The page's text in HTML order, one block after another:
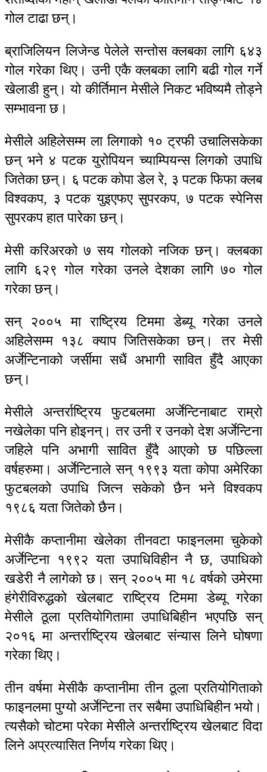
गोल टाढा छन्।
ब्राजिलियन लिजेन्ड पेलेले सन्तोस क्लबका लागि ६४३
गोल गरेका थिए। उनी एकै क्लबका लागि बढी गोल गर्ने
खेलाडी हुन्। यो कीर्तिमान मेसीले निकट भविष्यमै तोड्ने
सम्भावना छ।
मेसीले अहिलेसम्म ला लिगाको १० ट्रफी उचालिसकेका
छन् भने ४ पटक युरोपियन च्याम्पियन्स लिगको उपाधि
जितेका छन्। ६ पटक कोपा डेल रे, ३ पटक फिफा क्लब
विश्वकप, ३ पटक युइएफए सुपरकप, ७ पटक स्पेनिस
सुपरकप हात पारेका छन्।
मेसी करिअरको ७ सय गोलको नजिक छन्। क्लबका
लागि ६२९ गोल गरेका उनले देशका लागि ७० गोल
गरेका छन्।
सन् २००५ मा राष्ट्रिय टिममा डेब्यू गरेका उनले
अहिलेसम्म १३८ क्याप जितिसकेका छन्। तर मेसी
अर्जेन्टिनाको जर्सीमा सधैं अभागी सावित हुँदै आएका
छन्।
मेसीले अन्तर्राष्ट्रिय फुटबलमा अर्जेन्टिनाबाट राम्रो
नखेलेका पनि होइनन्। तर उनी र उनको देश अर्जेन्टिना
जहिले पनि अभागी सावित हुँदै आएको छ पछिल्ला
वर्षहरुमा। अर्जेन्टिनाले सन् १९९३ यता कोपा अमेरिका
फुटबलको उपाधि जित्न सकेको छैन भने विश्वकप
१९८६ यता जितेको छैन।
मेसीकै कप्तानीमा खेलेका तीनवटा फाइनलमा चुकेको
अर्जेन्टिना १९९२ यता उपाधिविहीन नै छ, उपाधिको
खडेरी नै लागेको छ। सन् २००५ मा १८ वर्षको उमेरमा
हंगेरीविरुद्धको खेलबाट राष्ट्रिय टिममा डेब्यू गरेका
मेसीले ठूला प्रतियोगितामा उपाधिबिहीन भएपछि सन्
२०१६ मा अन्तर्राष्ट्रिय खेलबाट संन्यास लिने घोषणा
गरेका थिए।
तीन वर्षमा मेसीकै कप्तानीमा तीन ठूला प्रतियोगिताको
फाइनलमा पुग्यो अर्जेन्टिना तर सबैमा उपाधिबिहीन भयो।
त्यसैको चोटमा परेका मेसीले अन्तर्राष्ट्रिय खेलबाट विदा
लिने अप्रत्यासित निर्णय गरेका थिए।